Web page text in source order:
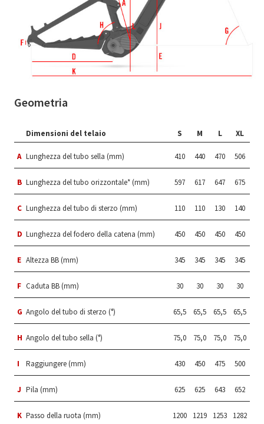
Geometria
Dimensioni del telaio S M L XL
A Lunghezza del tubo sella (mm) 410 440 470 506
B Lunghezza del tubo orizzontale* (mm) 597 617 647 675
C Lunghezza del tubo di sterzo (mm) 110 110 130 140
D Lunghezza del fodero della catena (mm) 450 450 450 450
E Altezza BB (mm) 345 345 345 345
F Caduta BB (mm) 30 30 30 30
G Angolo del tubo di sterzo (°) 65,5 65,5 65,5 65,5
H Angolo del tubo sella (°) 75,0 75,0 75,0 75,0
I Raggiungere (mm) 430 450 475 500
J Pila (mm) 625 625 643 652
K Passo della ruota (mm) 1200 1219 1253 1282